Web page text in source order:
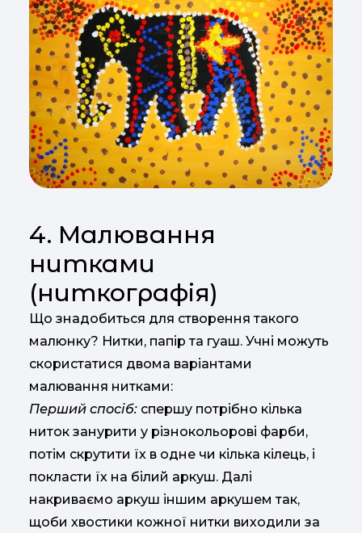
4. Малювання
нитками
(ниткографія)
Що знадобиться для створення такого
малюнку? Нитки, папір та гуаш. Учні можуть
скористатися двома варіантами
малювання нитками:
Перший спосіб: спершу потрібно кілька
ниток занурити у різнокольорові фарби,
потім скрутити їх в одне чи кілька кілець, і
покласти їх на білий аркуш. Далі
накриваємо аркуш іншим аркушем так,
щоби хвостики кожної нитки виходили за